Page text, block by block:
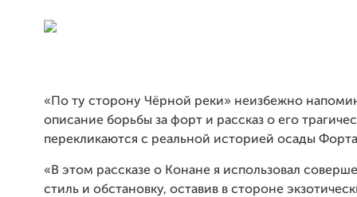
«По ту сторону Чёрной реки» неизбежно
описание борьбы за форт и рассказ о его
перекликаются с реальной историей осады
«В этом рассказе о Конане я использовал
стиль и обстановку, оставив в стороне